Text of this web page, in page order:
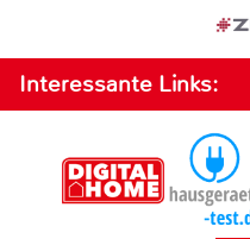
Interessante Links: